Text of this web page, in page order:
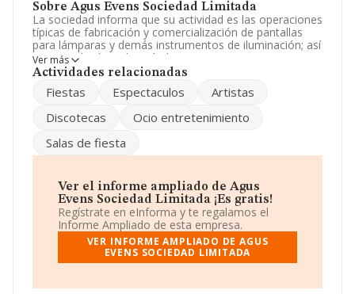
Sobre Agus Evens Sociedad Limitada
La sociedad informa que su actividad es las operaciones
típicas de fabricación y comercialización de pantallas
para lámparas y demás instrumentos de iluminación; así
como toda clase de artículos y componentes
relacionados con lo anterior. La sociedad está
referencia CNAE corresponde a 'Fabricación de
Código es 2740. La empresa no tiene actividad en
La sociedadAgus Evens Sociedad Limitada,
20 Bj, (17300), en el municipio de Blanes, Girona,
Cataluña.
Con los datos a disposición de INFORMA sobre 1.148
empresas pertenecientes al sector, a nivel nacional la
facturación asciende a 1.275 millones de euros y se
estima que el promedio de la facturación entre todas
cuenta la información sobre Girona, en la base de datos
Ver más
Actividades relacionadas
Fiestas Espectaculos
Artistas
Discotecas
Ocio entretenimiento
Salas de fiesta
Ver el informe ampliado de Agus
Evens Sociedad Limitada ¡Es gratis!
Regístrate en eInforma y te regalamos el
Informe Ampliado de esta empresa.
VER INFORME AMPLIADO DE AGUS
EVENS SOCIEDAD LIMITADA